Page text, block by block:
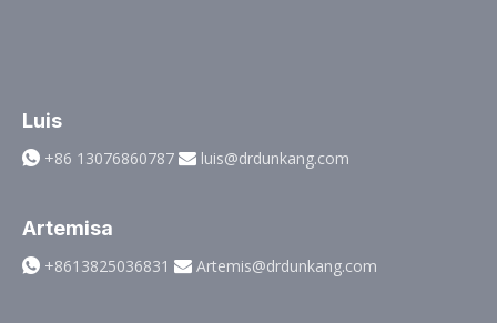
Luis
 +86 13076860787  luis@drdunkang.com
Artemisa
 +8613825036831  Artemis@drdunkang.com